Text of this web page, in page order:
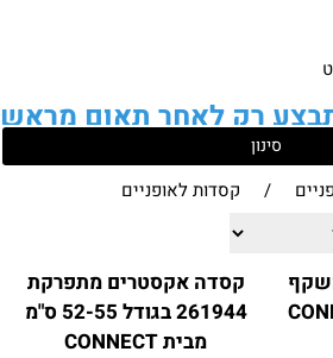
רק לאחר תאום מראש
!
ליצור עמנו קשר:
בלבד ):
04-
,
04-8411010
סינון
/ קסדות לאופניים
קסדה אקסטרים מתפרקת
261944 בגודל 52-55 ס"מ
מבית CONNECT